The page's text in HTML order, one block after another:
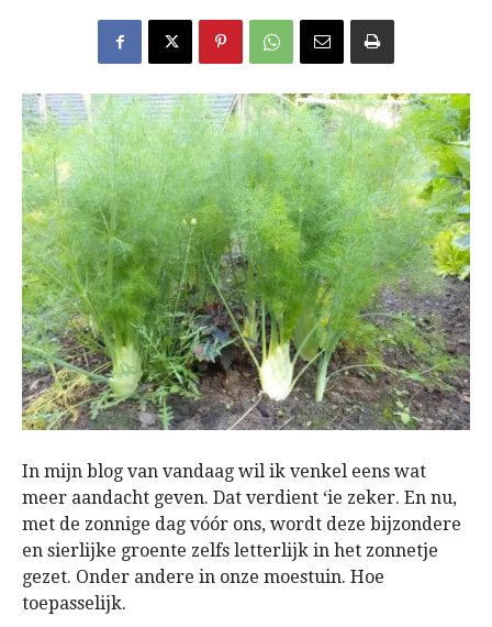
In mijn blog van vandaag wil ik venkel eens wat
meer aandacht geven. Dat verdient ‘ie zeker. En nu,
met de zonnige dag vóór ons, wordt deze bijzondere
en sierlijke groente zelfs letterlijk in het zonnetje
gezet. Onder andere in onze moestuin. Hoe
toepasselijk.